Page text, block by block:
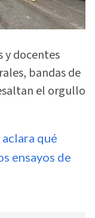
y docentes
bandas de
el orgullo
qué
ensayos de